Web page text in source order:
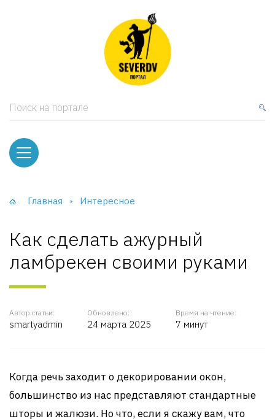
Поиск на портале
Главная Интересное
Как сделать ажурный
ламбрекен своими руками
Автор статьи:
smartyadmin
Обновлено:
24 марта 2025
Время на чтение:
7 минут
Когда речь заходит о декорировании окон,
большинство из нас представляют стандартные
шторы и жалюзи. Но что, если я скажу вам, что
и тумбы